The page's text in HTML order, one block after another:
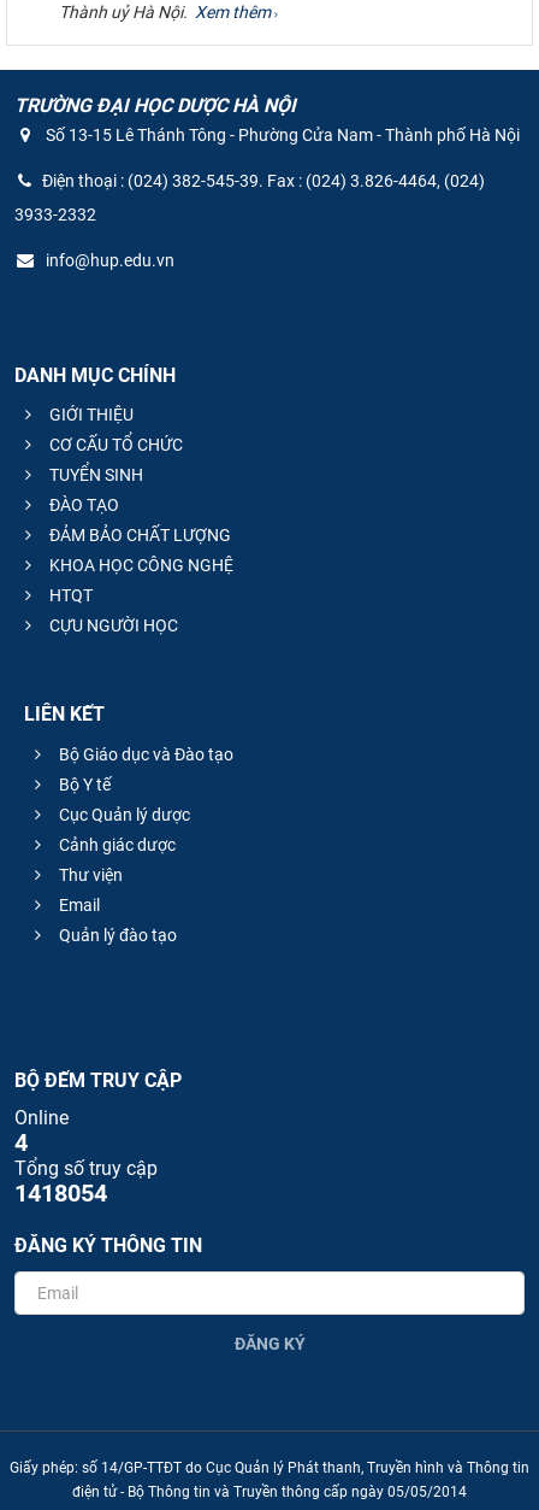
Thành uỷ Hà Nội. ​​​​​​​ Xem thêm
TRƯỜNG ĐẠI HỌC DƯỢC HÀ NỘI
Số 13-15 Lê Thánh Tông - Phường Cửa Nam - Thành phố Hà Nội
Điện thoại : (024) 382-545-39. Fax : (024) 3.826-4464, (024)
3933-2332
info@hup.edu.vn
DANH MỤC CHÍNH
GIỚI THIỆU
CƠ CẤU TỔ CHỨC
TUYỂN SINH
ĐÀO TẠO
ĐẢM BẢO CHẤT LƯỢNG
KHOA HỌC CÔNG NGHỆ
HTQT
CỰU NGƯỜI HỌC
LIÊN KẾT
Bộ Giáo dục và Đào tạo
Bộ Y tế
Cục Quản lý dược
Cảnh giác dược
Thư viện
Email
Quản lý đào tạo
BỘ ĐẾM TRUY CẬP
Online
4
Tổng số truy cập
1418054
ĐĂNG KÝ THÔNG TIN
ĐĂNG KÝ
Giấy phép: số 14/GP-TTĐT do Cục Quản lý Phát thanh, Truyền hình và Thông tin
điện tử - Bộ Thông tin và Truyền thông cấp ngày 05/05/2014